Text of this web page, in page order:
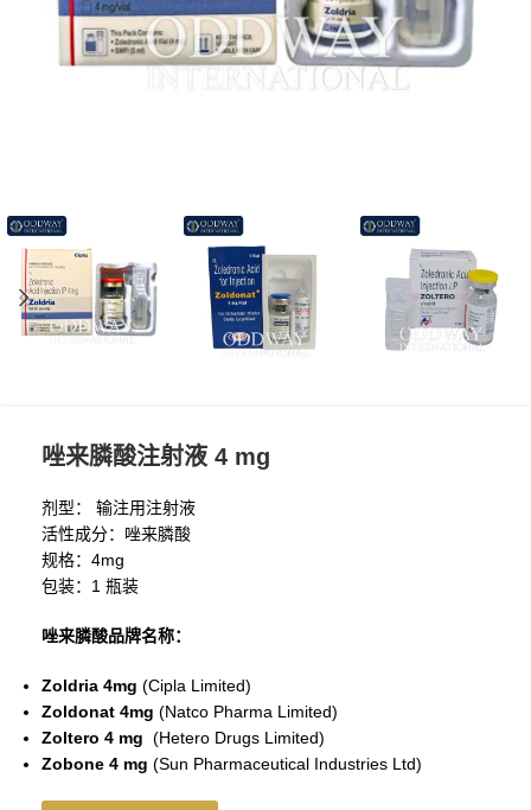
唑来膦酸注射液 4 mg
剂型： 输注用注射液
活性成分：唑来膦酸
规格：4mg
包装：1 瓶装
唑来膦酸品牌名称：
Zoldria 4mg (Cipla Limited)
Zoldonat 4mg (Natco Pharma Limited)
Zoltero 4 mg (Hetero Drugs Limited)
Zobone 4 mg (Sun Pharmaceutical Industries Ltd)